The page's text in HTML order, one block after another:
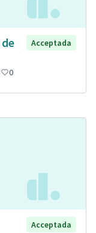
Acceptada
0
Acceptada